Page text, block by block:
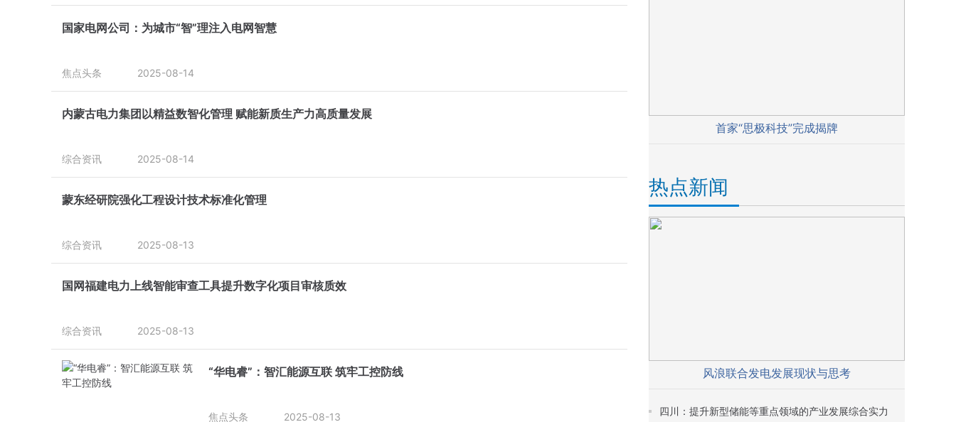
国家电网公司：为城市“智”理注入电网智慧
焦点头条 2025-08-14
内蒙古电力集团以精益数智化管理 赋能新质生产力高质量发展
综合资讯 2025-08-14
蒙东经研院强化工程设计技术标准化管理
综合资讯 2025-08-13
国网福建电力上线智能审查工具提升数字化项目审核质效
综合资讯 2025-08-13
“华电睿”：智汇能源互联 筑牢工控防线
焦点头条 2025-08-13
首家“思极科技”完成揭牌
热点新闻
风浪联合发电发展现状与思考
四川：提升新型储能等重点领域的产业发展综合实力